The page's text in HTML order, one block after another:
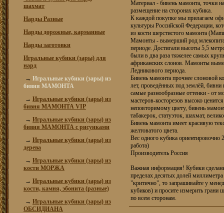
шахмат
Нарды Разные
Нарды дорожные, карманные
Нарды заготовки
Игральные кубики (зары) для
нард
→ Игральные кубики (зары) из
бивня МАМОНТА
→ Игральные кубики (зары) из
бивня МАМОНТА VIP
→ Игральные кубики (зары) из
бивня МАМОНТА с рисунками
→ Игральные кубики (зары) из
дерева
→ Игральные кубики (зары) из
кости МОРЖА
→ Игральные кубики (зары) из
кости, камня, эбонита (разные)
→ Игральные кубики (зары) из
ОБСИДИАНА
Материал - бивень мамонта, точки
размещение на сторонах кубика.
К каждой покупке мы прилагаем
культуры Российской Федерации,
из кости шерстистого мамонта
Мамонты - вымерший род
периоде. Достигали высоты 5,5
были в два раза тяжелее самых
африканских слонов. Мамонты
Ледникового периода.
Бивень мамонта прочнее слоновой
лет, проведённых под землёй, бивни
самые разнообразные оттенки - от
мастеров-косторезов высоко
неповторимому цвету, бивень
табакерок, статуэток, шахмат,
Бивень мамонта имеет красивую
желтоватого цвета.
Вес одного кубика ориентировочно
работа)
Производитель Россия
Важная информация! Кубики
пределах десятых долей
"критично", то запрашивайте у
кубиков) и просите измерить грани
по всем сторонам.